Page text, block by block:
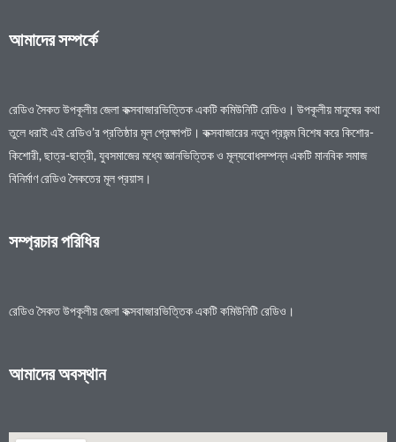
আমাদের সম্পর্কে
রেডিও সৈকত উপকূলীয় জেলা কক্সবাজারভিত্তিক একটি কমিউনিটি রেডিও। উপকূলীয় মানুষের কথা
তুলে ধরাই এই রেডিও’র প্রতিষ্ঠার মূল প্রেক্ষাপট। কক্সবাজারের নতুন প্রজন্ম বিশেষ করে কিশোর-
কিশোরী, ছাত্র-ছাত্রী, যুবসমাজের মধ্যে জ্ঞানভিত্তিক ও মূল্যবোধসম্পন্ন একটি মানবিক সমাজ
বিনির্মাণ রেডিও সৈকতের মূল প্রয়াস।
সম্প্রচার পরিধির
রেডিও সৈকত উপকূলীয় জেলা কক্সবাজারভিত্তিক একটি কমিউনিটি রেডিও।
আমাদের অবস্থান